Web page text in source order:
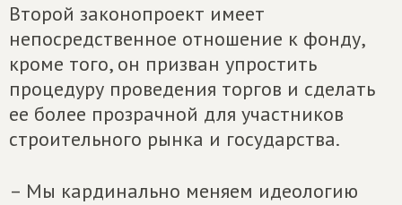
Второй законопроект имеет
непосредственное отношение к фонду,
кроме того, он призван упростить
процедуру проведения торгов и сделать
ее более прозрачной для участников
строительного рынка и государства.
– Мы кардинально меняем идеологию